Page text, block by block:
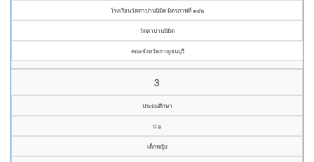
โรงเรียนวัดดาปานนิมิต มิตรภาพที่ ๑๔๒
วัดดาปานนิมิต
คณะจังหวัดกาญจนบุรี
3
ประถมศึกษา
ป.๖
เด็กหญิง